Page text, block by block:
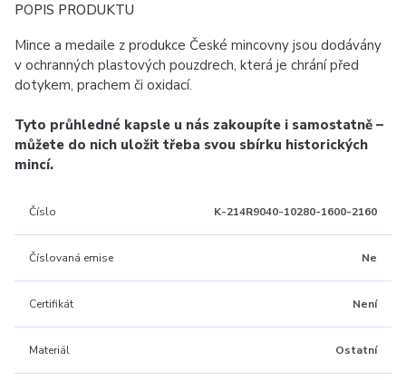
POPIS PRODUKTU
Mince a medaile z produkce České mincovny jsou dodávány
v ochranných plastových pouzdrech, která je chrání před
dotykem, prachem či oxidací.
Tyto průhledné kapsle u nás zakoupíte i samostatně –
můžete do nich uložit třeba svou sbírku historických
mincí.
Číslo K-214R9040-10280-1600-2160
Číslovaná emise Ne
Certifikát Není
Materiál Ostatní